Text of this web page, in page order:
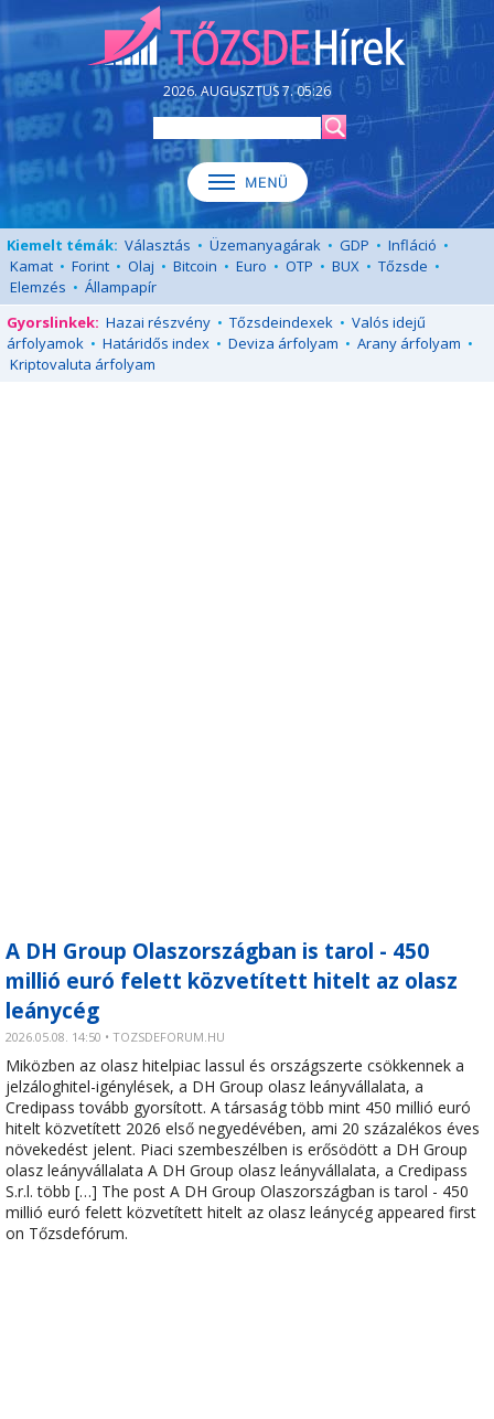
2026. AUGUSZTUS 7. 05:26
Kiemelt témák: Választás • Üzemanyagárak • GDP • Infláció •
Kamat • Forint • Olaj • Bitcoin • Euro • OTP • BUX • Tőzsde •
Elemzés • Állampapír
Gyorslinkek: Hazai részvény • Tőzsdeindexek • Valós idejű
árfolyamok • Határidős index • Deviza árfolyam • Arany árfolyam •
Kriptovaluta árfolyam
A DH Group Olaszországban is tarol - 450
millió euró felett közvetített hitelt az olasz
leánycég
2026.05.08. 14:50 • TOZSDEFORUM.HU
Miközben az olasz hitelpiac lassul és országszerte csökkennek a
jelzáloghitel-igénylések, a DH Group olasz leányvállalata, a
Credipass tovább gyorsított. A társaság több mint 450 millió euró
hitelt közvetített 2026 első negyedévében, ami 20 százalékos éves
növekedést jelent. Piaci szembeszélben is erősödött a DH Group
olasz leányvállalata A DH Group olasz leányvállalata, a Credipass
S.r.l. több […] The post A DH Group Olaszországban is tarol - 450
millió euró felett közvetített hitelt az olasz leánycég appeared first
on Tőzsdefórum.